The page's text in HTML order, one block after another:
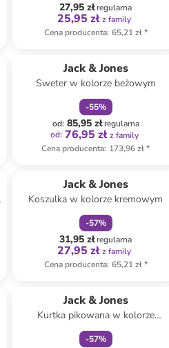
27,95 złregularna
25,95 zł z family
Cena producenta: 65,21 zł*
Jack & Jones
Sweter w kolorze beżowym
-55%
od: 85,95 złregularna
od: 76,95 zł z family
Cena producenta: 173,96 zł*
Jack & Jones
Koszulka w kolorze kremowym
-57%
31,95 złregularna
27,95 zł z family
Cena producenta: 65,21 zł*
Jack & Jones
Kurtka pikowana w kolorze
beżowym
-57%